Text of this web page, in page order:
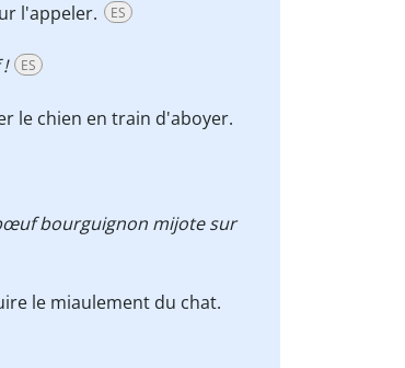
l'appeler.
ES
ES
le chien en train d'aboyer.
bourguignon mijote sur
le miaulement du chat.